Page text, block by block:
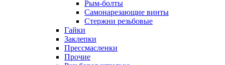
Рым-болты
Самонарезающие винты
Стержни резьбовые
Гайки
Заклепки
Прессмасленки
Прочие